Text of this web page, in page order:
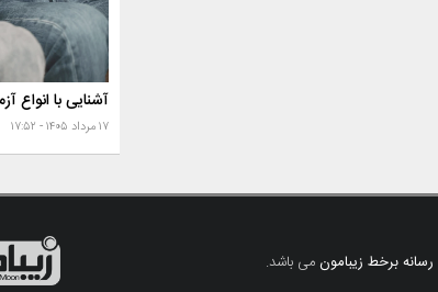
آشنایی با انواع
۱۷ مرداد ۱۴۰۵ - ۱۷:۵۲
رسانه برخط زیبامونمی باشد.